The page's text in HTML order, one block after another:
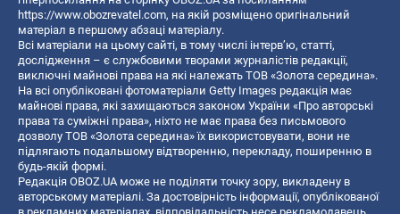
https://www.obozrevatel.com, на якій розміщено оригінальний
матеріал в першому абзаці матеріалу.
Всі матеріали на цьому сайті, в тому числі інтерв’ю, статті,
дослідження – є службовими творами журналістів редакції,
виключні майнові права на які належать ТОВ «Золота середина».
На всі опубліковані фотоматеріали Getty Images редакція має
майнові права, які захищаються законом України «Про авторські
права та суміжні права», ніхто не має права без письмового
дозволу ТОВ «Золота середина» їх використовувати, вони не
підлягають подальшому відтворенню, перекладу, поширенню в
будь-якій формі.
Редакція OBOZ.UA може не поділяти точку зору, викладену в
авторському матеріалі. За достовірність інформації, опублікованої